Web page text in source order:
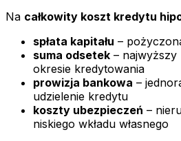
Na całkowity koszt kredytu
spłata kapitału –
suma odsetek – najwyższy
okresie kredytowania
prowizja bankowa –
udzielenie kredytu
koszty ubezpieczeń –
niskiego wkładu własnego